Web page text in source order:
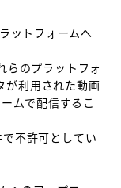
ットフォームへ
のプラットフォ
が利用された動画
ムで配信するこ
不許可としてい